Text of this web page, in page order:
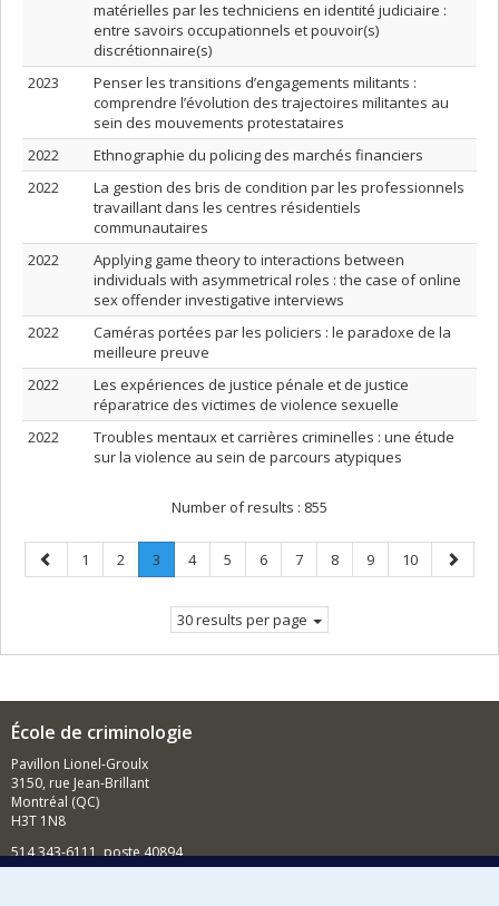
matérielles par les techniciens en identité judiciaire :
entre savoirs occupationnels et pouvoir(s)
discrétionnaire(s)
2023
Penser les transitions d’engagements militants :
comprendre l’évolution des trajectoires militantes au
sein des mouvements protestataires
2022
Ethnographie du policing des marchés financiers
2022
La gestion des bris de condition par les professionnels
travaillant dans les centres résidentiels
communautaires
2022
Applying game theory to interactions between
individuals with asymmetrical roles : the case of online
sex offender investigative interviews
2022
Caméras portées par les policiers : le paradoxe de la
meilleure preuve
2022
Les expériences de justice pénale et de justice
réparatrice des victimes de violence sexuelle
2022
Troubles mentaux et carrières criminelles : une étude
sur la violence au sein de parcours atypiques
Number of results : 855
Previous
page
Page
1 Page
2 Page
3
Current
Page
4 Page
5 Page
6 Page
7 Page
8 Page
9 Page
10
Next
page
30 results per page
École de criminologie
Pavillon Lionel-Groulx
3150, rue Jean-Brillant
Montréal (QC)
H3T 1N8
514 343-6111, poste 40894